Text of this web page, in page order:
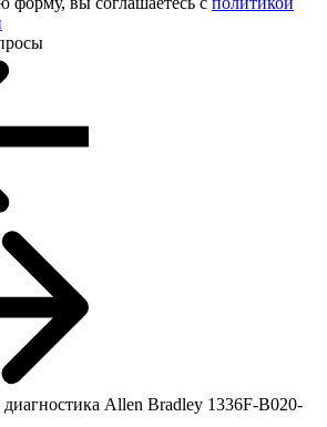
диагностика Allen Bradley 1336F-B020-